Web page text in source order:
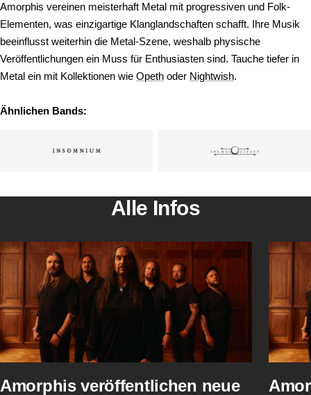
Amorphis vereinen meisterhaft Metal mit progressiven und Folk-
Elementen, was einzigartige Klanglandschaften schafft. Ihre Musik
beeinflusst weiterhin die Metal-Szene, weshalb physische
Veröffentlichungen ein Muss für Enthusiasten sind. Tauche tiefer in
Metal ein mit Kollektionen wie Opeth oder Nightwish.
Ähnlichen Bands:
Alle Infos
Amorphis veröffentlichen neue